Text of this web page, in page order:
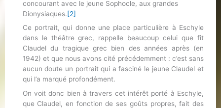
concourant avec le jeune Sophocle, aux grandes
Dionysiaques.[2]
Ce portrait, qui donne une place particulière à Eschyle
dans le théâtre grec, rappelle beaucoup celui que fit
Claudel du tragique grec bien des années après (en
1942) et que nous avons cité précédemment : c’est sans
aucun doute un portrait qui a fasciné le jeune Claudel et
qui l’a marqué profondément.
On voit donc bien à travers cet intérêt porté à Eschyle,
que Claudel, en fonction de ses goûts propres, fait des